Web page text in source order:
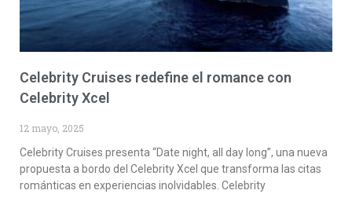
Celebrity Cruises redefine el romance con
Celebrity Xcel
12 mayo, 2025
Celebrity Cruises presenta “Date night, all day long”, una nueva
propuesta a bordo del Celebrity Xcel que transforma las citas
románticas en experiencias inolvidables. Celebrity